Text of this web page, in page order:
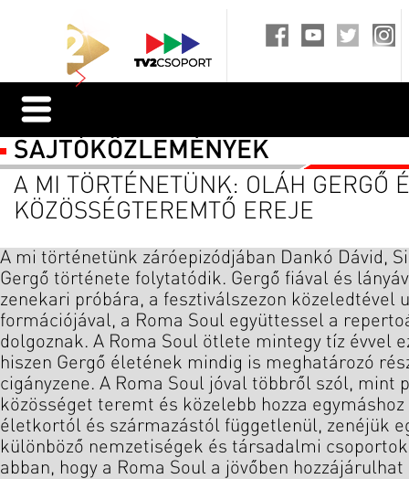
SAJTÓKÖZLEMÉNYEK
A MI TÖRTÉNETÜNK: OLÁH GERGŐ
KÖZÖSSÉGTEREMTŐ EREJE
A mi történetünk záróepizódjában Dankó Dávid,
Gergő története folytatódik. Gergő fiával és
zenekari próbára, a fesztiválszezon közeledtével
formációjával, a Roma Soul együttessel a
dolgoznak. A Roma Soul ötlete mintegy tíz évvel
hiszen Gergő életének mindig is meghatározó
cigányzene. A Roma Soul jóval többről szól, mint
közösséget teremt és közelebb hozza
életkortól és származástól függetlenül, zenéjük
különböző nemzetiségek és társadalmi
abban, hogy a Roma Soul a jövőben hozzájárulhat